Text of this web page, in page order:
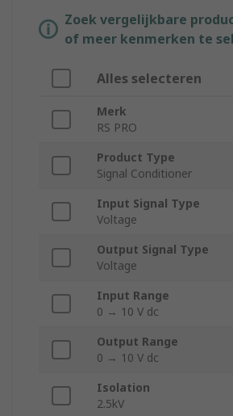
Zoek vergelijkbare
of meer kenmerken te
Alles selecteren
Merk
RS PRO
Product Type
Signal Conditioner
Input Signal Type
Voltage
Output Signal Type
Voltage
Input Range
0 → 10 V dc
Output Range
0 → 10 V dc
Isolation
2.5kV